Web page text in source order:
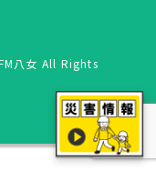
八女 All Rights